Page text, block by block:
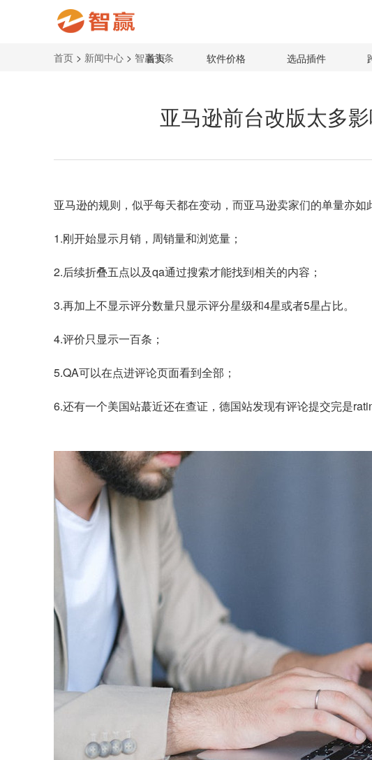
首页 软件价格 选品插件
首页 > 新闻中心 > 智赢头条
亚马逊前台改版太多
亚马逊的规则，似乎每天都在变动，而亚马逊卖家们的单量亦如
1.刚开始显示月销，周销量和浏览量；
2.后续折叠五点以及qa通过搜索才能找到相关的内容；
3.再加上不显示评分数量只显示评分星级和4星或者5星占比。
4.评价只显示一百条；
5.QA可以在点进评论页面看到全部；
6.还有一个美国站蕞近还在查证，德国站发现有评论提交完是